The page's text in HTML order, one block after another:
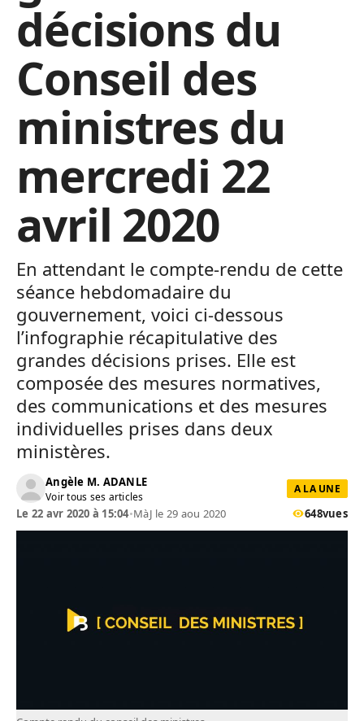
décisions du
Conseil des
ministres du
mercredi 22
avril 2020
En attendant le compte-rendu de cette
séance hebdomadaire du
gouvernement, voici ci-dessous
l’infographie récapitulative des
grandes décisions prises. Elle est
composée des mesures normatives,
des communications et des mesures
individuelles prises dans deux
ministères.
Angèle M. ADANLE
Voir tous ses articles
A LA UNE
Le 22 avr 2020 à 15:04•MàJ le 29 aou 2020 648vues